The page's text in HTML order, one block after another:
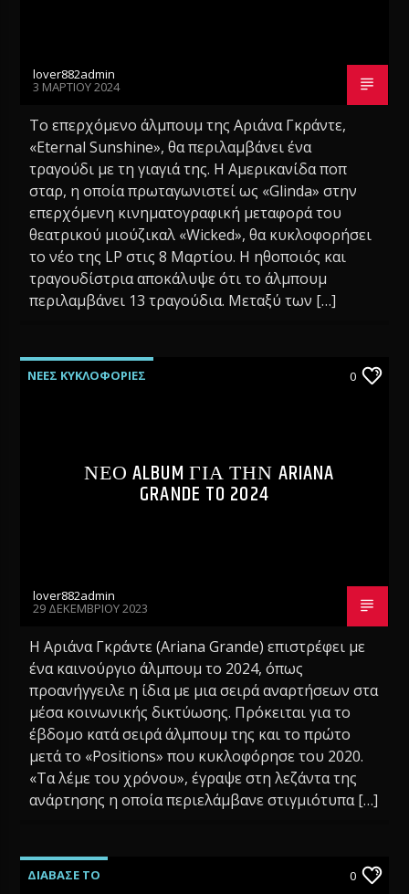
lover882admin
3 ΜΑΡΤΊΟΥ 2024
Το επερχόμενο άλμπουμ της Αριάνα Γκράντε,
«Eternal Sunshine», θα περιλαμβάνει ένα
τραγούδι με τη γιαγιά της. Η Αμερικανίδα ποπ
σταρ, η οποία πρωταγωνιστεί ως «Glinda» στην
επερχόμενη κινηματογραφική μεταφορά του
θεατρικού μιούζικαλ «Wicked», θα κυκλοφορήσει
το νέο της LP στις 8 Μαρτίου. Η ηθοποιός και
τραγουδίστρια αποκάλυψε ότι το άλμπουμ
περιλαμβάνει 13 τραγούδια. Μεταξύ των […]
ΝΕΕΣ ΚΥΚΛΟΦΟΡΙΕΣ 0
ΝΕΟ ALBUM ΓΙΑ ΤΗΝ ARIANA
GRANDE TO 2024
lover882admin
29 ΔΕΚΕΜΒΡΊΟΥ 2023
Η Αριάνα Γκράντε (Ariana Grande) επιστρέφει με
ένα καινούργιο άλμπουμ το 2024, όπως
προανήγγειλε η ίδια με μια σειρά αναρτήσεων στα
μέσα κοινωνικής δικτύωσης. Πρόκειται για το
έβδομο κατά σειρά άλμπουμ της και το πρώτο
μετά το «Positions» που κυκλοφόρησε του 2020.
«Τα λέμε του χρόνου», έγραψε στη λεζάντα της
ανάρτησης η οποία περιελάμβανε στιγμιότυπα […]
ΔΙΑΒΑΣΕ ΤΟ 0